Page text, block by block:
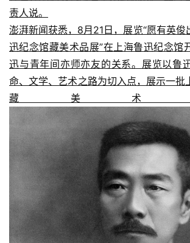
责人说。
澎湃新闻获悉，8月21日，展览“愿有英
迅纪念馆藏美术品展”在上海鲁迅纪念馆
迅与青年间亦师亦友的关系。展览以鲁
命、文学、艺术之路为切入点，展示一批
藏美术